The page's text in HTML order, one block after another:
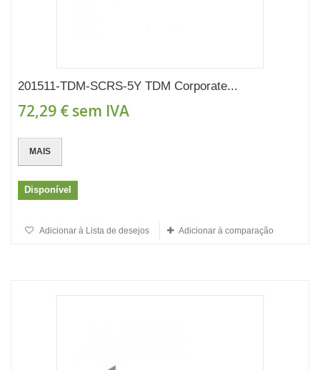
201511-TDM-SCRS-5Y TDM Corporate...
72,29 € sem IVA
MAIS
Disponível
Adicionar à Lista de desejos Adicionar à comparação